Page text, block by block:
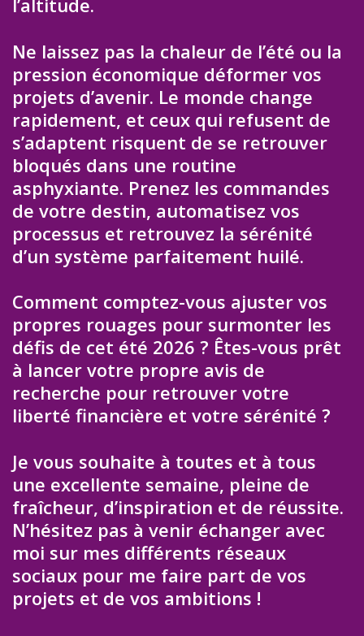
l’altitude.
Ne laissez pas la chaleur de l’été ou la
pression économique déformer vos
projets d’avenir. Le monde change
rapidement, et ceux qui refusent de
s’adaptent risquent de se retrouver
bloqués dans une routine
asphyxiante. Prenez les commandes
de votre destin, automatisez vos
processus et retrouvez la sérénité
d’un système parfaitement huilé.
Comment comptez-vous ajuster vos
propres rouages pour surmonter les
défis de cet été 2026 ? Êtes-vous prêt
à lancer votre propre avis de
recherche pour retrouver votre
liberté financière et votre sérénité ?
Je vous souhaite à toutes et à tous
une excellente semaine, pleine de
fraîcheur, d’inspiration et de réussite.
N’hésitez pas à venir échanger avec
moi sur mes différents réseaux
sociaux pour me faire part de vos
projets et de vos ambitions !